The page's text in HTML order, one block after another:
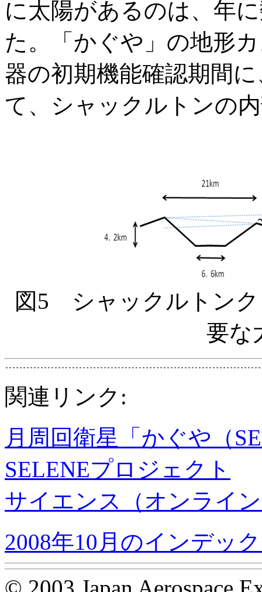
に太陽があるのは、年
た。「かぐや」の地形
器の初期機能確認期間
て、シャックルトンの
図5 シャックルトンク
要な
関連リンク:
月周回衛星「かぐや（
SELENEプロジェクト
サイエンス（オンライ
2008年10月のインデッ